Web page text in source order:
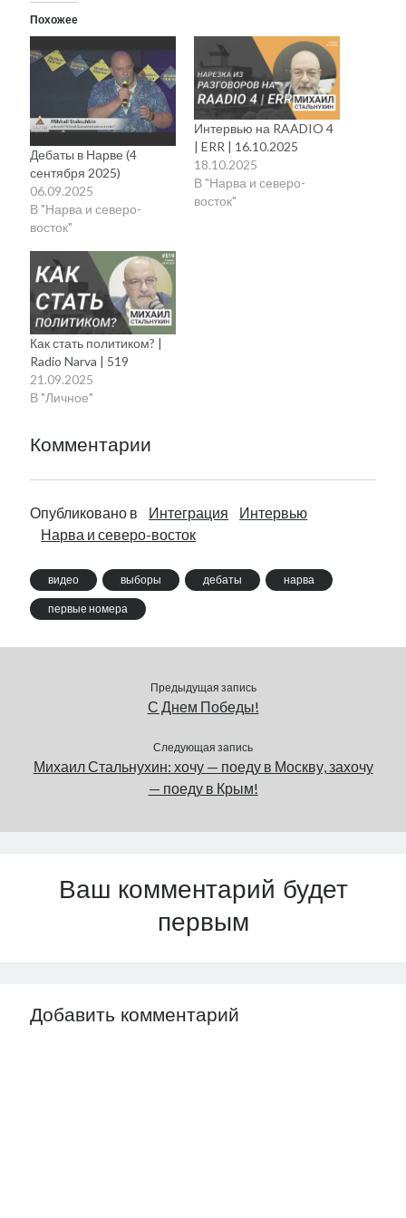
рийгикогу
русскоязычное образование сми ссср стенограмма
т.х. ильвес
танк фотоотчет экономика экономика эстонии
эстония эстонский язык
Михаил Стальнухин:
mstalnuhhin@gmail.com
Отзывы и предложения по блогу:
Похожее
Дебаты в Нарве (4
сентября 2025)
06.09.2025
В "Нарва и северо-
восток"
Интервью на RAADIO 4
| ERR | 16.10.2025
18.10.2025
В "Нарва и северо-
восток"
Как стать политиком? |
Radio Narva | 519
21.09.2025
В "Личное"
Комментарии
Опубликовано в Интеграция
Интервью
Нарва и северо-восток
видео выборы дебаты нарва
первые номера
Предыдущая запись
С Днем Победы!
Следующая запись
Михаил Стальнухин: хочу — поеду в Москву, захочу
— поеду в Крым!
Ваш комментарий будет
первым
Добавить комментарий